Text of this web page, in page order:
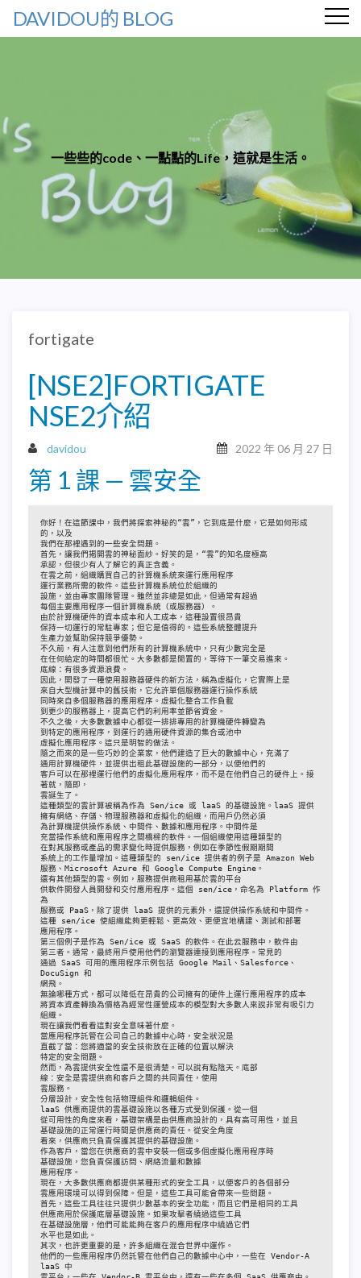
DAVIDOU的 BLOG
一些些的code、一點點的Life，這就是生活。
fortigate
[NSE2]FORTIGATE
NSE2介紹
davidou 2022 年 06 月 27 日
第 1 課 — 雲安全
你好！在這節課中，我們將探索神秘的“雲”，它到底是什麼，它是如何形成
的，以及
我們在那裡遇到的一些安全問題。
首先，讓我們揭開雲的神秘面紗。好笑的是，“雲”的知名度極高
承認，但很少有人了解它的真正含義。
在雲之前，組織購買自己的計算機系統來運行應用程序
運行業務所需的軟件。這些計算機系統位於組織的
設施，並由專家團隊管理。雖然並非總是如此，但通常有超過
每個主要應用程序一個計算機系統（或服務器）。
由於計算機硬件的資本成本和人工成本，這種設置很昂貴
保持一切運行的常駐專家；但它是值得的。這些系統整體提升
生產力並幫助保持競爭優勢。
不久前，有人注意到他們所有的計算機系統中，只有少數完全是
在任何給定的時間都很忙。大多數都是閒置的，等待下一筆交易進來。
底線：有很多資源浪費。
因此，開發了一種使用服務器硬件的新方法，稱為虛擬化，它實際上是
來自大型機計算中的舊技術，它允許單個服務器運行操作系統
同時來自多個服務器的應用程序。虛擬化整合工作負載
到更少的服務器上，提高它們的利用率並節省資金。
不久之後，大多數數據中心都從一排排專用的計算機硬件轉變為
到特定的應用程序，到運行的通用硬件資源的集合或池中
虛擬化應用程序。這只是明智的做法。
隨之而來的是一些巧妙的企業家，他們建造了巨大的數據中心，充滿了
通用計算機硬件，並提供出租此基礎設施的一部分，以便他們的
客戶可以在那裡運行他們的虛擬化應用程序，而不是在他們自己的硬件上。接
著就，隨即，
雲誕生了。
這種類型的雲計算被稱為作為 Sen/ice 或 laaS 的基礎設施。laaS 提供
擁有網絡、存儲、物理服務器和虛擬化的組織，而用戶仍然必須
為計算機提供操作系統、中間件、數據和應用程序。中間件是
充當操作系統和應用程序之間橋樑的軟件。一個組織使用這種類型的
在對其服務或產品的需求變化時提供服務，例如在季節性假期期間
系統上的工作量增加。這種類型的 sen/ice 提供者的例子是 Amazon Web
服務、Microsoft Azure 和 Google Compute Engine。
還有其他類型的雲。例如，服務提供商租用基於雲的平台
供軟件開發人員開發和交付應用程序。這個 sen/ice，命名為 Platform 作
為
服務或 PaaS，除了提供 laaS 提供的元素外，還提供操作系統和中間件。
這種 sen/ice 使組織能夠更輕鬆、更高效、更便宜地構建、測試和部署
應用程序。
第三個例子是作為 Sen/ice 或 SaaS 的軟件。在此云服務中，軟件由
第三者。通常，最終用戶使用他們的瀏覽器連接到應用程序。常見的
通過 SaaS 可用的應用程序示例包括 Google Mail、Salesforce、
DocuSign 和
網飛。
無論哪種方式，都可以降低在昂貴的公司擁有的硬件上運行應用程序的成本
將資本資產轉換為價格為經常性運營成本的模型對大多數人來說非常有吸引力
組織。
現在讓我們看看這對安全意味著什麼。
當應用程序託管在公司自己的數據中心時，安全狀況是
直截了當：您將適當的安全技術放在正確的位置以解決
特定的安全問題。
然而，為雲提供安全性還不是很清楚。可以說有點陰天。底部
線：安全是雲提供商和客戶之間的共同責任，使用
雲服務。
分層設計，安全性包括物理組件和邏輯組件。
laaS 供應商提供的雲基礎設施以各種方式受到保護。從一個
從可用性的角度來看，基礎架構是由供應商設計的，具有高可用性，並且
基礎設施的正常運行時間是供應商的責任。從安全角度
看來，供應商只負責保護其提供的基礎設施。
作為客戶，當您在供應商的雲中安裝一個或多個虛擬化應用程序時
基礎設施，您負責保護訪問、網絡流量和數據
應用程序。
現在，大多數供應商都提供某種形式的安全工具，以便客戶的各個部分
雲應用環境可以得到保障。但是，這些工具可能會帶來一些問題。
首先，這些工具往往只提供少數基本的安全功能，而且它們是相同的工具
供應商用於保護底層基礎設施。如果攻擊者繞過這些工具
在基礎設施層，他們可能能夠在客戶的應用程序中繞過它們
水平也是如此。
其次，也許更重要的是，許多組織在混合世界中運作。
他們的一些應用程序仍然託管在他們自己的數據中心中，一些在 Vendor-A
laaS 中